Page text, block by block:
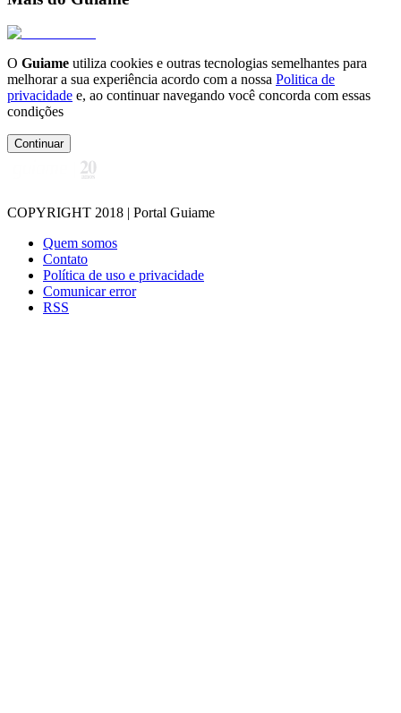
O Guiame utiliza cookies e outras tecnologias semelhantes para
melhorar a sua experiência acordo com a nossa Politica de
privacidade e, ao continuar navegando você concorda com essas
condições
Continuar
COPYRIGHT 2018 | Portal Guiame
Quem somos
Contato
Política de uso e privacidade
Comunicar error
RSS